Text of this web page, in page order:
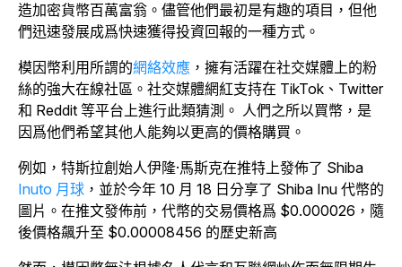
造加密貨幣百萬富翁。儘管他們最初是有趣的項目，但他
們迅速發展成爲快速獲得投資回報的一種方式。
模因幣利用所謂的網絡效應 ，擁有活躍在社交媒體上的粉
絲的強大在線社區。社交媒體網紅支持在 TikTok、Twitter
和 Reddit 等平台上進行此類猜測。 人們之所以買幣，是
因爲他們希望其他人能夠以更高的價格購買。
例如，特斯拉創始人伊隆·馬斯克在推特上發佈了 Shiba
Inuto 月球 ，並於今年 10 月 18 日分享了 Shiba Inu 代幣的
圖片。在推文發佈前，代幣的交易價格爲 $0.000026，隨
後價格飆升至 $0.00008456 的歷史新高